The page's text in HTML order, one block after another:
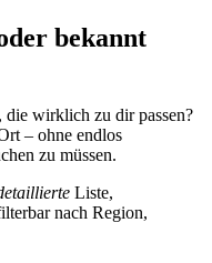
bekannt
die wirklich zu dir passen?
– ohne endlos
zu müssen.
Liste,
nach Region,